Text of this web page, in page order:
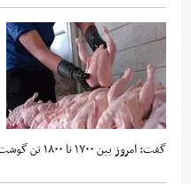
گفت: امروز بین ۱۷۰۰ تا ۱۸۰۰ تن گوشت مرغ روانه بازار شده است.